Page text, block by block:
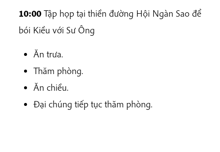
10:00 Tập họp tại thiền đường Hội Ngàn Sao để
bói Kiều với Sư Ông
Ăn trưa.
Thăm phòng.
Ăn chiều.
Đại chúng tiếp tục thăm phòng.